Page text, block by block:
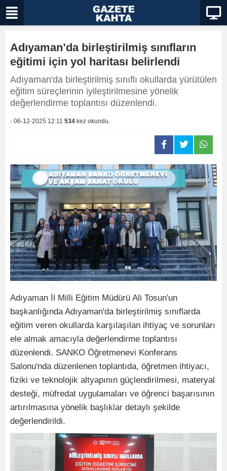
Adıyaman’da birleştirilmiş sınıfların
eğitimi için yol haritası belirlendi
Adıyaman'da birleştirilmiş sınıflı okullarda yürütülen
eğitim süreçlerinin iyileştirilmesine yönelik
değerlendirme toplantısı düzenlendi.
- 06-12-2025 12:11 534 kez okundu.
Adıyaman İl Milli Eğitim Müdürü Ali Tosun'un
başkanlığında Adıyaman'da birleştirilmiş sınıflarda
eğitim veren okullarda karşılaşılan ihtiyaç ve sorunları
ele almak amacıyla değerlendirme toplantısı
düzenlendi. SANKO Öğretmenevi Konferans
Salonu'nda düzenlenen toplantıda, öğretmen ihtiyacı,
fiziki ve teknolojik altyapının güçlendirilmesi, materyal
desteği, müfredat uygulamaları ve öğrenci başarısının
artırılmasına yönelik başlıklar detaylı şekilde
değerlendirildi.